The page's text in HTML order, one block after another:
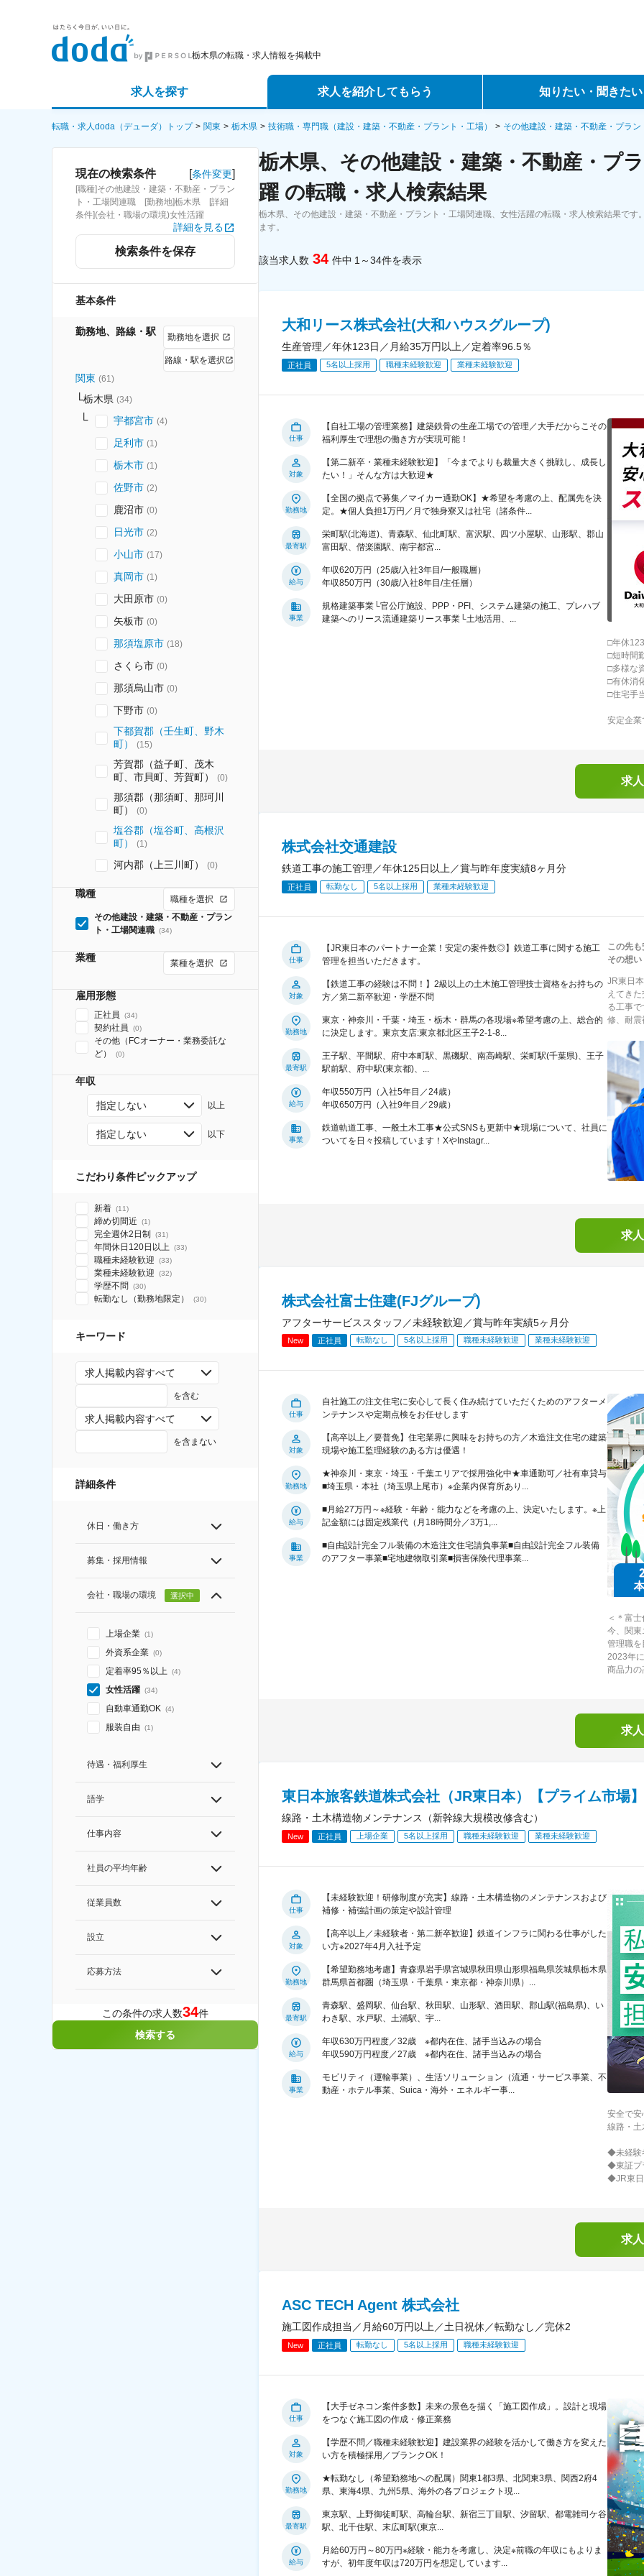
栃木県の転職・求人情報を掲載中
求人を探す
詳細条件から探す
求人特集から探す
求人を紹介してもらう
エージェントサービス
スカウトサービス
パートナーエージェントサービス
知りたい・聞きたい
転職ノウハウ
データで見る転職
転職・求人doda（デューダ）トップ 関東 栃木県 技術職・専門職（建設・建築・不動産・プラント・工場） その他建設・建築・不動産・プラ
現在の検索条件 [条件変更]
[職種]その他建設・建築・不動産・プラン
ト・工場関連職 [勤務地]栃木県 [詳細
条件](会社・職場の環境)女性活躍
詳細を見る
検索条件を保存
基本条件
勤務地、路線・駅 勤務地を選択
路線・駅を選択
関東 (61)
栃木県 (34)
宇都宮市 (4)
足利市 (1 )
栃木市 (1 )
佐野市 (2)
鹿沼市 (0)
日光市 (2)
小山市 (17)
真岡市 (1 )
大田原市 (0)
矢板市 (0)
那須塩原市 (18)
さくら市 (0)
那須烏山市 (0)
下野市 (0)
下都賀郡（壬生町、野木
町）
(15)
芳賀郡（益子町、茂木
町、市貝町、芳賀町）
(0)
那須郡（那須町、那珂川
町）
(0)
塩谷郡（塩谷町、高根沢
町）
(1)
河内郡（上三川町） (0)
職種
職種を選択
その他建設・建築・不動産・プラン
ト・工場関連職 (34)
業種 業種を選択
雇用形態
正社員 (34)
契約社員 (0)
その他（FCオーナー・業務委託な
ど）
(0)
年収
指定しない 以上
指定しない 以下
こだわり条件ピックアップ
新着 (11)
締め切間近 (1)
完全週休2日制 (31)
年間休日120日以上 (33)
職種未経験歓迎 (33)
業種未経験歓迎 (32)
学歴不問 (30)
転勤なし（勤務地限定） (30)
キーワード
求人掲載内容すべて
を含む
求人掲載内容すべて
を含まない
詳細条件
休日・働き方
募集・採用情報
会社・職場の環境 選択中
上場企業 (1)
外資系企業 (0)
定着率95％以上 (4)
女性活躍 (34)
自動車通勤OK (4)
服装自由 (1)
待遇・福利厚生
語学
仕事内容
社員の平均年齢
従業員数
設立
応募方法
この条件の求人数34件
検索する
栃木県、その他建設・建築・不動産・プ
躍 の転職・求人検索結果
栃木県、その他建設・建築・不動産・プラント・工場関連職、女性活躍の転職・求人検索結果で
ます。
該当求人数 34 件中 1～34件を表示
大和リース株式会社(大和ハウスグループ)
生産管理／年休123日／月給35万円以上／定着率96.5％
正社員 5名以上採用 職種未経験歓迎 業種未経験歓迎
仕事
【自社工場の管理業務】建築鉄骨の生産工場での管理／大手だからこその
福利厚生で理想の働き方が実現可能！
対象
【第二新卒・業種未経験歓迎】「今までよりも裁量大きく挑戦し、成長し
たい！」そんな方は大歓迎★
勤務地
【全国の拠点で募集／マイカー通勤OK】★希望を考慮の上、配属先を決
定。★個人負担1万円／月で独身寮又は社宅（諸条件...
最寄駅
栄町駅(北海道)、青森駅、仙北町駅、富沢駅、四ツ小屋駅、山形駅、郡山
富田駅、偕楽園駅、南宇都宮...
給与
年収620万円（25歳/入社3年目/一般職層）
年収850万円（30歳/入社8年目/主任層）
事業
規格建築事業└官公庁施設、PPP・PFI、システム建築の施工、プレハブ
建築へのリース流通建築リース事業└土地活用、...
□年休
□短時間
□多様な
□有休消
□住宅手
安定企業
求
株式会社交通建設
鉄道工事の施工管理／年休125日以上／賞与昨年度実績8ヶ月分
正社員 転勤なし 5名以上採用 業種未経験歓迎
仕事
【JR東日本のパートナー企業！安定の案件数◎】鉄道工事に関する施工
管理を担当いただきます。
対象
【鉄道工事の経験は不問！】2級以上の土木施工管理技士資格をお持ちの
方／第二新卒歓迎・学歴不問
勤務地
東京・神奈川・千葉・埼玉・栃木・群馬の各現場※希望考慮の上、総合的
に決定します。東京支店:東京都北区王子2-1-8...
最寄駅
王子駅、平間駅、府中本町駅、黒磯駅、南高崎駅、栄町駅(千葉県)、王子
駅前駅、府中駅(東京都)、...
給与
年収550万円（入社5年目／24歳）
年収650万円（入社9年目／29歳）
事業
鉄道軌道工事、一般土木工事★公式SNSも更新中★現場について、社員に
ついてを日々投稿しています！XやInstagr...
この先
その想
JR東日
えてき
る工事
修、耐震
求
株式会社富士住建(FJグループ)
アフターサービススタッフ／未経験歓迎／賞与昨年実績5ヶ月分
New 正社員 転勤なし 5名以上採用 職種未経験歓迎 業種未経験歓迎
仕事
自社施工の注文住宅に安心して長く住み続けていただくためのアフターメ
ンテナンスや定期点検をお任せします
対象
【高卒以上／要普免】住宅業界に興味をお持ちの方／木造注文住宅の建築
現場や施工監理経験のある方は優遇！
勤務地
★神奈川・東京・埼玉・千葉エリアで採用強化中★車通勤可／社有車貸与
■埼玉県・本社（埼玉県上尾市）※企業内保育所あり...
給与
■月給27万円～※経験・年齢・能力などを考慮の上、決定いたします。※上
記金額には固定残業代（月18時間分／3万1,...
事業
■自由設計完全フル装備の木造注文住宅請負事業■自由設計完全フル装備
のアフター事業■宅地建物取引業■損害保険代理事業...
＜＊富
今、関東
管理職を
2023年
商品力の
求
東日本旅客鉄道株式会社（JR東日本）【プライム市場】
線路・土木構造物メンテナンス（新幹線大規模改修含む）
New 正社員 上場企業 5名以上採用 職種未経験歓迎 業種未経験歓迎
仕事
【未経験歓迎！研修制度が充実】線路・土木構造物のメンテナンスおよび
補修・補強計画の策定や設計管理
対象
【高卒以上／未経験者・第二新卒歓迎】鉄道インフラに関わる仕事がした
い方※2027年4月入社予定
勤務地
【希望勤務地考慮】青森県岩手県宮城県秋田県山形県福島県茨城県栃木県
群馬県首都圏（埼玉県・千葉県・東京都・神奈川県）...
最寄駅
青森駅、盛岡駅、仙台駅、秋田駅、山形駅、酒田駅、郡山駅(福島県)、い
わき駅、水戸駅、土浦駅、宇...
給与
年収630万円程度／32歳 ※都内在住、諸手当込みの場合
年収590万円程度／27歳 ※都内在住、諸手当込みの場合
事業
モビリティ（運輸事業）、生活ソリューション（流通・サービス事業、不
動産・ホテル事業、Suica・海外・エネルギー事...
安全で安
線路・土
◆未経験
◆東証プ
◆JR東日
求
ASC TECH Agent 株式会社
施工図作成担当／月給60万円以上／土日祝休／転勤なし／完休2
New 正社員 転勤なし 5名以上採用 職種未経験歓迎
仕事
【大手ゼネコン案件多数】未来の景色を描く「施工図作成」。設計と現場
をつなぐ施工図の作成・修正業務
対象
【学歴不問／職種未経験歓迎】建設業界の経験を活かして働き方を変えた
い方を積極採用／ブランクOK！
勤務地
★転勤なし（希望勤務地への配属）関東1都3県、北関東3県、関西2府4
県、東海4県、九州5県、海外の各プロジェクト現...
最寄駅
東京駅、上野御徒町駅、高輪台駅、新宿三丁目駅、汐留駅、都電雑司ケ谷
駅、北千住駅、末広町駅(東京...
給与
月給60万円～80万円※経験・能力を考慮し、決定※前職の年収にもよりま
すが、初年度年収は720万円を想定しています...